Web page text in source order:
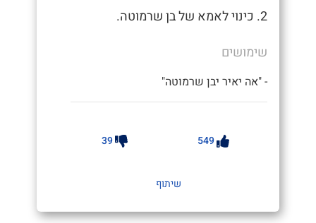
2. כינוי לאמא של בן שרמוטה.
שימושים
- "אה יאיר יבן שרמוטה"
549
39
שיתוף